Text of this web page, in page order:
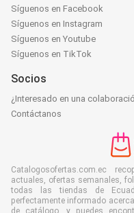
Síguenos en Facebook
Síguenos en Instagram
Síguenos en Youtube
Síguenos en TikTok
Socios
¿Interesado en una
Contáctanos
Catalogosofertas.com.ec
actuales, ofertas semanales,
todas las tiendas de
perfectamente informado
de catálogo, y puedes